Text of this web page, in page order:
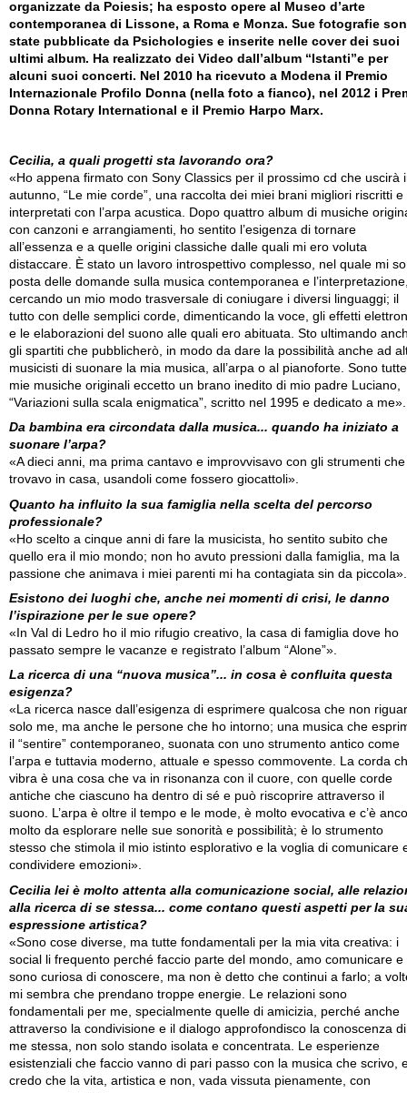
organizzate da Poiesis; ha esposto opere al Museo d’arte
contemporanea di Lissone, a Roma e Monza. Sue fotografie
state pubblicate da Psichologies e inserite nelle cover dei suoi
ultimi album. Ha realizzato dei Video dall’album “Istanti”e per
alcuni suoi concerti. Nel 2010 ha ricevuto a Modena il Premio
Internazionale Profilo Donna (nella foto a fianco), nel 2012 i
Donna Rotary International e il Premio Harpo Marx.
Cecilia, a quali progetti sta lavorando ora?
«Ho appena firmato con Sony Classics per il prossimo cd che uscirà
autunno, “Le mie corde”, una raccolta dei miei brani migliori riscritti e
interpretati con l’arpa acustica. Dopo quattro album di musiche
con canzoni e arrangiamenti, ho sentito l’esigenza di tornare
all’essenza e a quelle origini classiche dalle quali mi ero voluta
distaccare. È stato un lavoro introspettivo complesso, nel quale mi
posta delle domande sulla musica contemporanea e
cercando un mio modo trasversale di coniugare i diversi linguaggi; il
tutto con delle semplici corde, dimenticando la voce, gli effetti
e le elaborazioni del suono alle quali ero abituata. Sto ultimando
gli spartiti che pubblicherò, in modo da dare la possibilità anche ad
musicisti di suonare la mia musica, all’arpa o al pianoforte. Sono tutte
mie musiche originali eccetto un brano inedito di mio padre Luciano,
“Variazioni sulla scala enigmatica”, scritto nel 1995 e dedicato a me».
Da bambina era circondata dalla musica... quando ha iniziato a
suonare l’arpa?
«A dieci anni, ma prima cantavo e improvvisavo con gli strumenti che
trovavo in casa, usandoli come fossero giocattoli».
Quanto ha influito la sua famiglia nella scelta del percorso
professionale?
«Ho scelto a cinque anni di fare la musicista, ho sentito subito che
quello era il mio mondo; non ho avuto pressioni dalla famiglia, ma la
passione che animava i miei parenti mi ha contagiata sin da piccola».
Esistono dei luoghi che, anche nei momenti di crisi, le danno
l’ispirazione per le sue opere?
«In Val di Ledro ho il mio rifugio creativo, la casa di famiglia dove ho
passato sempre le vacanze e registrato l’album “Alone”».
La ricerca di una “nuova musica”... in cosa è confluita questa
esigenza?
«La ricerca nasce dall’esigenza di esprimere qualcosa che non
solo me, ma anche le persone che ho intorno; una musica che
il “sentire” contemporaneo, suonata con uno strumento antico come
l’arpa e tuttavia moderno, attuale e spesso commovente. La corda
vibra è una cosa che va in risonanza con il cuore, con quelle corde
antiche che ciascuno ha dentro di sé e può riscoprire attraverso il
suono. L’arpa è oltre il tempo e le mode, è molto evocativa e c’è
molto da esplorare nelle sue sonorità e possibilità; è lo strumento
stesso che stimola il mio istinto esplorativo e la voglia di comunicare
condividere emozioni».
Cecilia lei è molto attenta alla comunicazione social, alle
alla ricerca di se stessa... come contano questi aspetti per la
espressione artistica?
«Sono cose diverse, ma tutte fondamentali per la mia vita creativa: i
social li frequento perché faccio parte del mondo, amo comunicare e
sono curiosa di conoscere, ma non è detto che continui a farlo; a
mi sembra che prendano troppe energie. Le relazioni sono
fondamentali per me, specialmente quelle di amicizia, perché anche
attraverso la condivisione e il dialogo approfondisco la conoscenza di
me stessa, non solo stando isolata e concentrata. Le esperienze
esistenziali che faccio vanno di pari passo con la musica che scrivo,
credo che la vita, artistica e non, vada vissuta pienamente, con